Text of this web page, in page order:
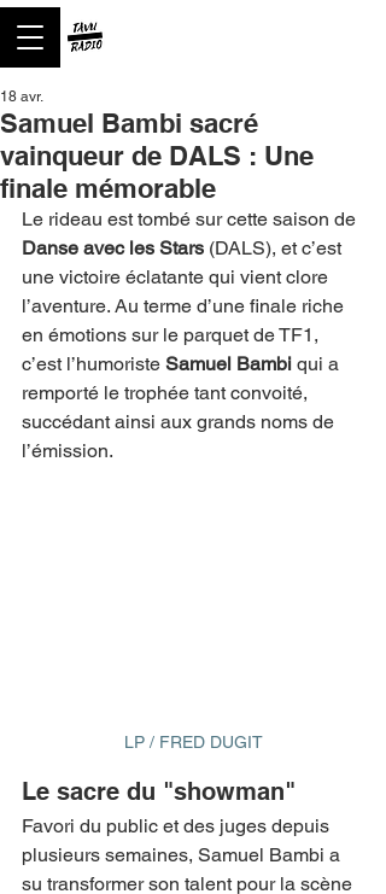
Samuel Bambi sacré
vainqueur de DALS : Une
finale mémorable
18 avr.
Le rideau est tombé sur cette saison de
Danse avec les Stars (DALS), et c’est
une victoire éclatante qui vient clore
l’aventure. Au terme d’une finale riche
en émotions sur le parquet de TF1,
c’est l’humoriste Samuel Bambi qui a
remporté le trophée tant convoité,
succédant ainsi aux grands noms de
l’émission.
LP / FRED DUGIT
Le sacre du "showman"
Favori du public et des juges depuis
plusieurs semaines, Samuel Bambi a
su transformer son talent pour la scène